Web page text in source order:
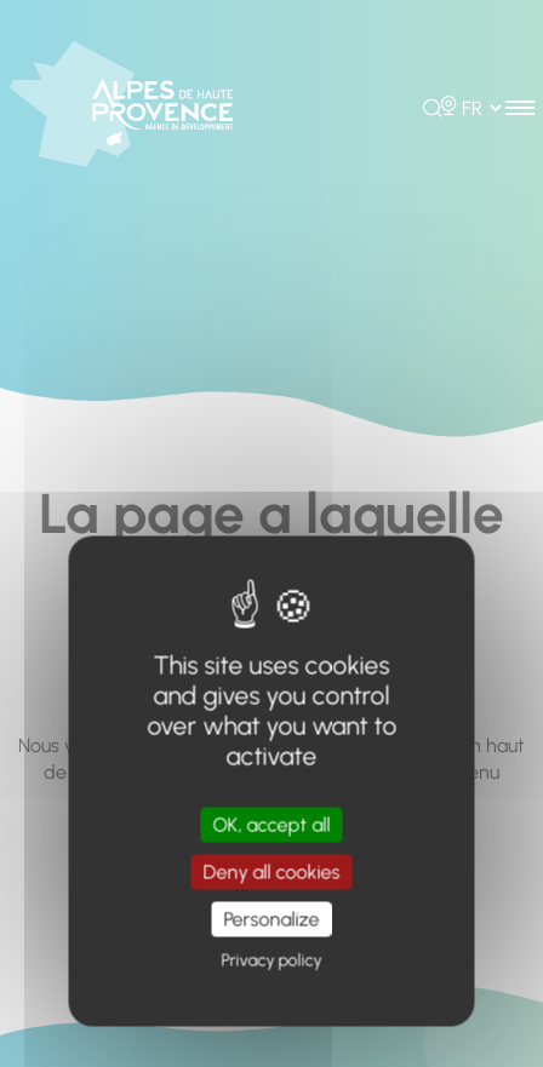
Rechercher
Choisir la
La page a laquelle
vous cherchez à
accéder n'existe
pas... ou plus.
Nous vous invitons à utiliser le moteur de recherche en haut
de page, ou à utiliser le menu pour trouver le contenu
Retour à l'accueil
This site uses cookies
and gives you control
over what you want to
activate
OK, accept all
Deny all cookies
Personalize
Privacy policy